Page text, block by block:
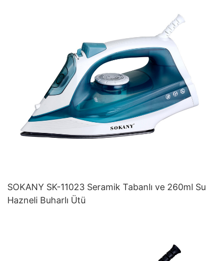
SOKANY SK-11023 Seramik Tabanlı ve 260ml Su
Hazneli Buharlı Ütü